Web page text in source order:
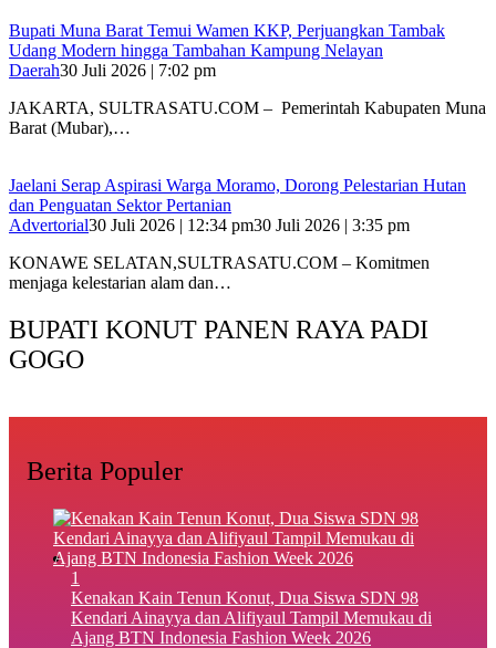
‎Bupati Muna Barat Temui Wamen KKP, Perjuangkan Tambak
Udang Modern hingga Tambahan Kampung Nelayan
Daerah30 Juli 2026 | 7:02 pm
‎JAKARTA, SULTRASATU.COM – Pemerintah Kabupaten Muna
Barat (Mubar),…
Jaelani Serap Aspirasi Warga Moramo, Dorong Pelestarian Hutan
dan Penguatan Sektor Pertanian
Advertorial30 Juli 2026 | 12:34 pm30 Juli 2026 | 3:35 pm
KONAWE SELATAN,SULTRASATU.COM – Komitmen
menjaga kelestarian alam dan…
BUPATI KONUT PANEN RAYA PADI
GOGO
Berita Populer
1
‎Kenakan Kain Tenun Konut, Dua Siswa SDN 98
Kendari Ainayya dan Alifiyaul Tampil Memukau di
Ajang BTN Indonesia Fashion Week 2026